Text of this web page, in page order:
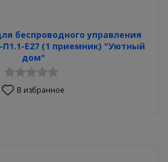
беспроводного управления
Е27 (1 приемник) "Уютный
дом"
В избранное